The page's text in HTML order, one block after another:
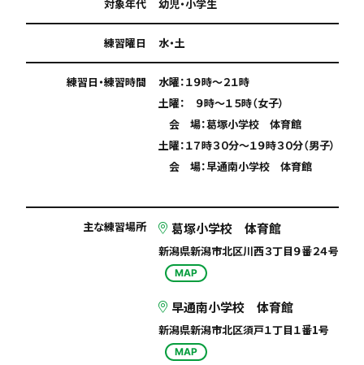
対象年代 幼児・小学生
練習曜日 水・土
練習日・練習時間
水曜：１９時〜２１時
土曜： ９時〜１５時（女子）
会 場：葛塚小学校 体育館
土曜：１７時３０分〜１９時３０分（男子）
会 場：早通南小学校 体育館
主な練習場所 葛塚小学校 体育館
新潟県新潟市北区川西３丁目９番２４号
MAP
早通南小学校 体育館
新潟県新潟市北区須戸１丁目１番1号
MAP